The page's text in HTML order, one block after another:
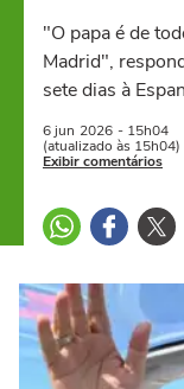
"O papa é de
Madrid",
sete dias à
6 jun 2026 - 15h04
(atualizado às 15h04)
Exibir comentários